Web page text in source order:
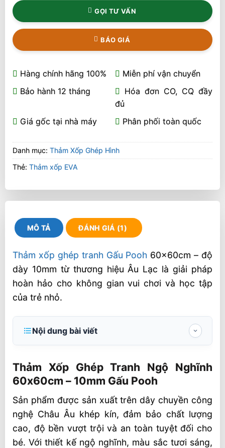
GỌI TƯ VẤN
BÁO GIÁ
Hàng chính hãng 100%
Miễn phí vận chuyển
Bảo hành 12 tháng
Hóa đơn CO, CQ đầy
đủ
Giá gốc tại nhà máy
Phân phối toàn quốc
Danh mục: Thảm Xốp Ghép Hình
Thẻ: Thảm xốp EVA
MÔ TẢ ĐÁNH GIÁ (1)
Thảm xốp ghép tranh Gấu Pooh 60x60cm – độ
dày 10mm từ thương hiệu Âu Lạc là giải pháp
hoàn hảo cho không gian vui chơi và học tập
của trẻ nhỏ.
Nội dung bài viết
60x60cm – 10mm Gấu Pooh
Thông số kỹ thuật & Quy cách đóng gói
Ưu điểm nổi bật
Ứng dụng linh hoạt
🏭 Sản xuất và phân phối toàn quốc
Thảm Xốp Ghép Tranh Ngộ Nghĩnh
60x60cm – 10mm Gấu Pooh
Sản phẩm được sản xuất trên dây chuyền công
nghệ Châu Âu khép kín, đảm bảo chất lượng
cao, độ bền vượt trội và an toàn tuyệt đối cho
bé. Với thiết kế ngộ nghĩnh, màu sắc tươi sáng,